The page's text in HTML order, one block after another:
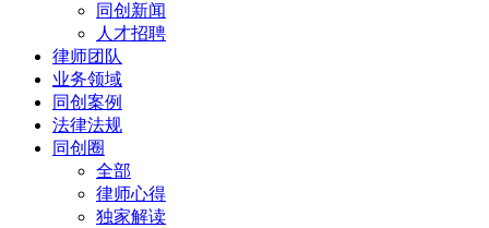
同创新闻
人才招聘
律师团队
业务领域
同创案例
法律法规
同创圈
全部
律师心得
独家解读